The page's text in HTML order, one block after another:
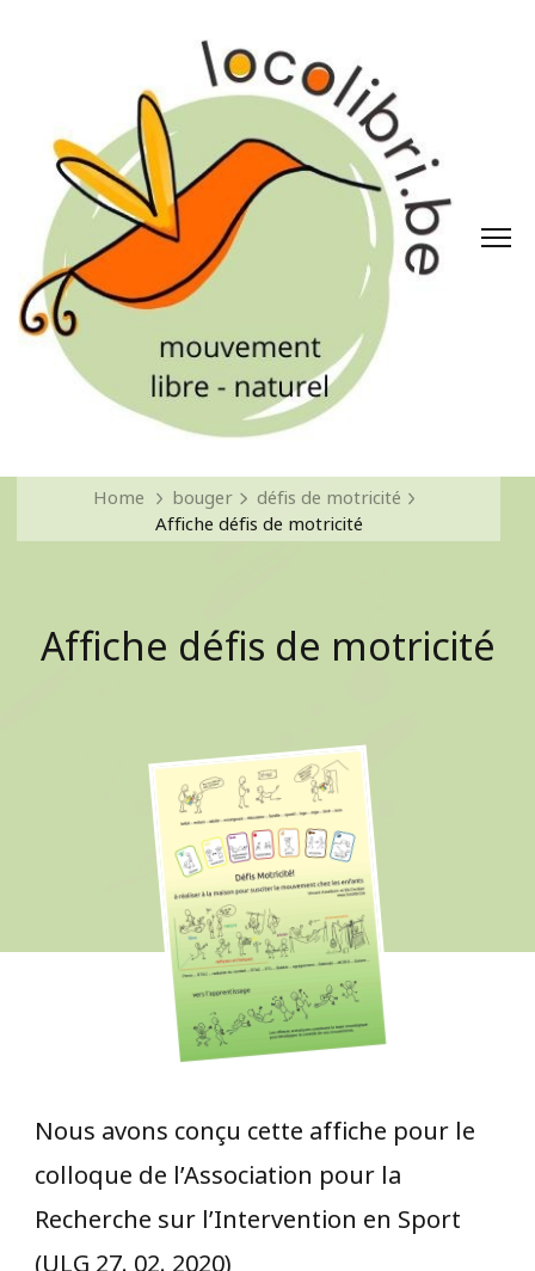
Home bouger
défis de motricité
Affiche défis de motricité
Affiche défis de motricité
Nous avons conçu cette affiche pour le
colloque de l’Association pour la
Recherche sur l’Intervention en Sport
(ULG 27. 02. 2020)